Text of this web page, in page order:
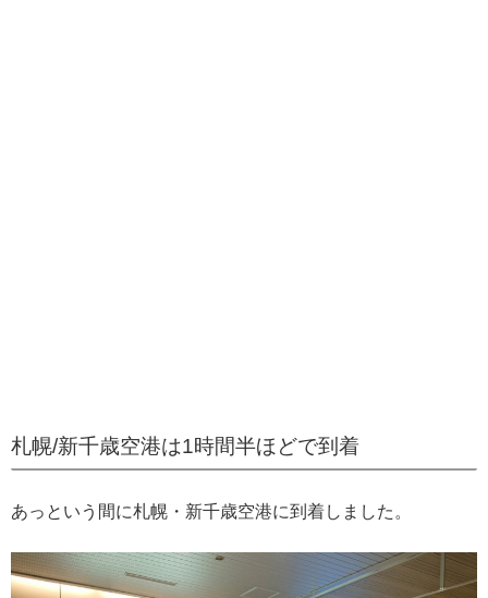
札幌/新千歳空港は1時間半ほどで到着
あっという間に札幌・新千歳空港に到着しました。